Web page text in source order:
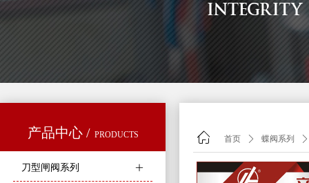
首页 ꄲ 蝶阀系列 ꄲ
ꀇ
产品中心 / PRODUCTS
ꄶ
刀型闸阀系列